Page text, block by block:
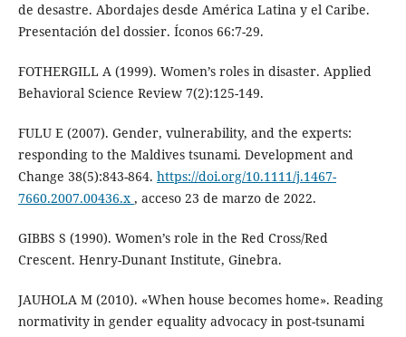
de desastre. Abordajes desde América Latina y el Caribe.
Presentación del dossier. Íconos 66:7-29.
FOTHERGILL A (1999). Women’s roles in disaster. Applied
Behavioral Science Review 7(2):125-149.
FULU E (2007). Gender, vulnerability, and the experts:
responding to the Maldives tsunami. Development and
Change 38(5):843-864. https://doi.org/10.1111/j.1467-
7660.2007.00436.x , acceso 23 de marzo de 2022.
GIBBS S (1990). Women’s role in the Red Cross/Red
Crescent. Henry-Dunant Institute, Ginebra.
JAUHOLA M (2010). «When house becomes home». Reading
normativity in gender equality advocacy in post-tsunami